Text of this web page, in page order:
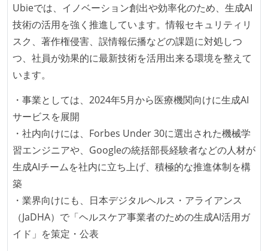
固定残業時間：月45時間分
裁量労働制のみなし労働時間：1日9時間半
給与形態：年俸制
休憩時間：1時間
休日制度：完全週休2日制（土日休み）
試用期間：あり（6ヶ月間）
社会保険：各種社会保険完備（雇用・労災・健康・厚
生年金）
受動喫煙防止措置：屋内禁煙
Ubieでは、イノベーション創出や効率化のため、生成AI
技術の活用を強く推進しています。情報セキュリティリ
スク、著作権侵害、誤情報伝播などの課題に対処しつ
つ、社員が効果的に最新技術を活用出来る環境を整えて
います。
・事業としては、2024年5月から医療機関向けに生成AI
サービスを展開
・社内向けには、Forbes Under 30に選出された機械学
習エンジニアや、Googleの統括部長経験者などの人材が
生成AIチームを社内に立ち上げ、積極的な推進体制を構
築
・業界向けにも、日本デジタルヘルス・アライアンス
（JaDHA）で「ヘルスケア事業者のための生成AI活用ガ
イド」を策定・公表